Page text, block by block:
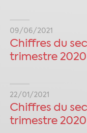
09/06/2021
Chiffres du
trimestre 2020
22/01/2021
Chiffres du
trimestre 2020